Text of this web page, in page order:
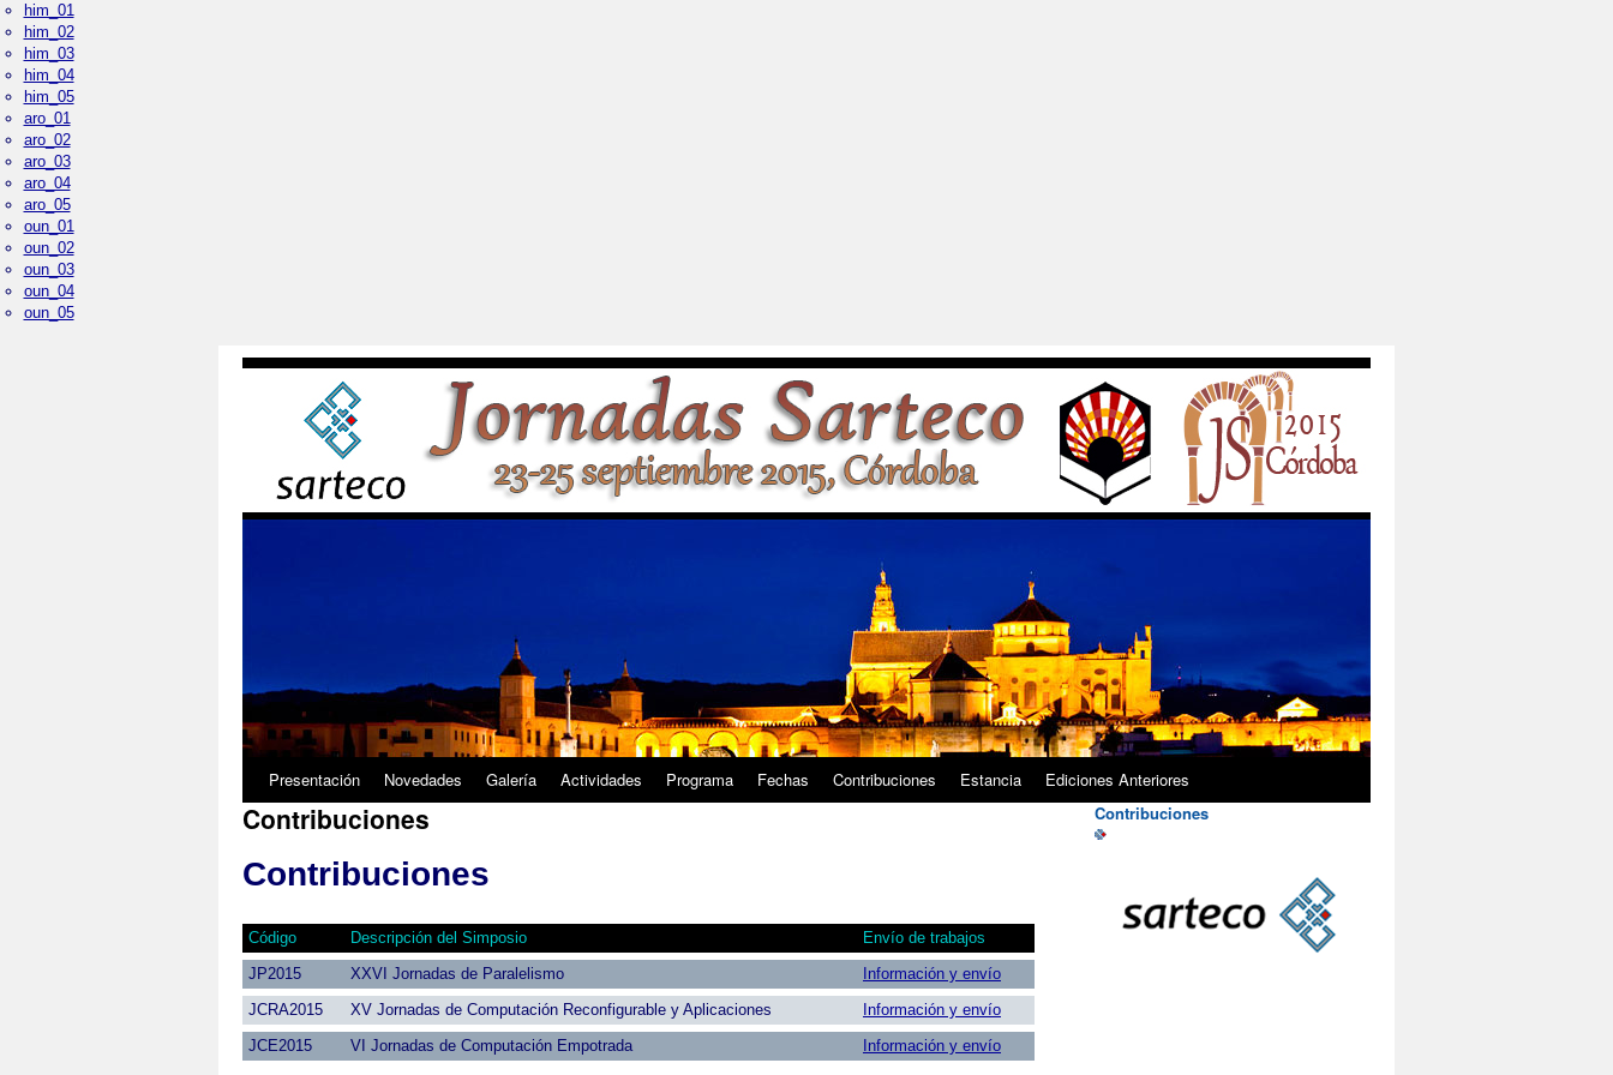
him_01
him_02
him_03
him_04
him_05
aro_01
aro_02
aro_03
aro_04
aro_05
oun_01
oun_02
oun_03
oun_04
oun_05
1/5
Palacio Real
Presentación Novedades Galería Actividades Programa Fechas Contribuciones Estancia Ediciones Anteriores
Contribuciones
Contribuciones
Código Descripción del Simposio
Envío de trabajos
JP2015
XXVI Jornadas de Paralelismo
Información y envío
JCRA2015
XV Jornadas de Computación Reconfigurable y Aplicaciones
Información y envío
JCE2015
VI Jornadas de Computación Empotrada Información y envío
Contribuciones